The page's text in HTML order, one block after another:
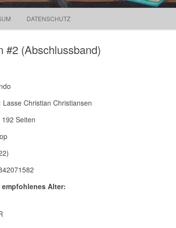
DATENSCHUTZ
#2 (Abschlussband)
Lasse Christian Christiansen
192 Seiten
empfohlenes Alter: